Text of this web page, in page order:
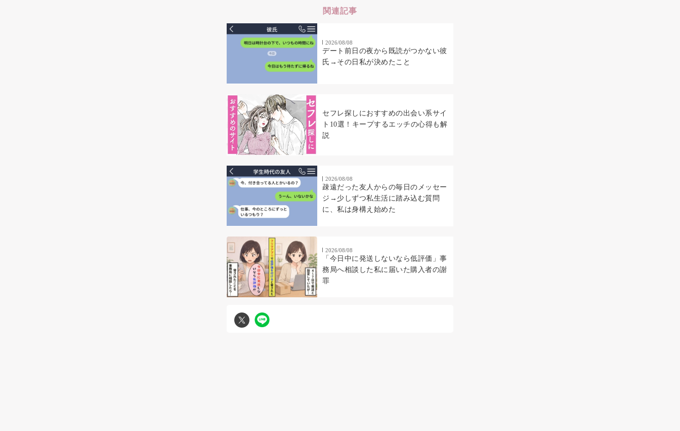
関連記事
2026/08/08
デート前日の夜から既読がつかない彼
氏→その日私が決めたこと
セフレ探しにおすすめの出会い系サイ
ト10選！キープするエッチの心得も解
説
2026/08/08
疎遠だった友人からの毎日のメッセー
ジ→少しずつ私生活に踏み込む質問
に、私は身構え始めた
2026/08/08
「今日中に発送しないなら低評価」事
務局へ相談した私に届いた購入者の謝
罪